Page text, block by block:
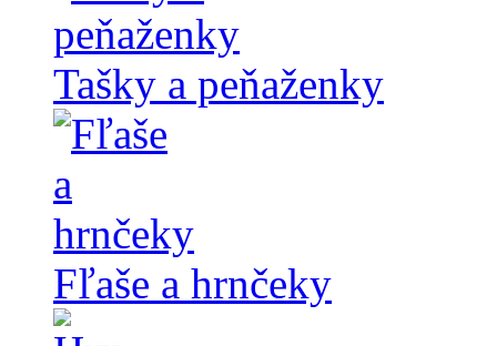
Tašky a peňaženky
Fľaše a hrnčeky